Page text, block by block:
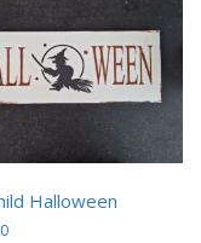
Halloween